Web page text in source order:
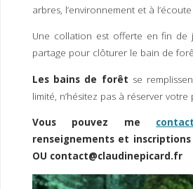
arbres, l’environnement et à
Une collation est offerte en fin de
partage pour clôturer le bain de
Les bains de forêt se
limité, n’hésitez pas à réserver votre
Vous pouvez me
renseignements et inscriptions
OU contact@claudinepicard.fr